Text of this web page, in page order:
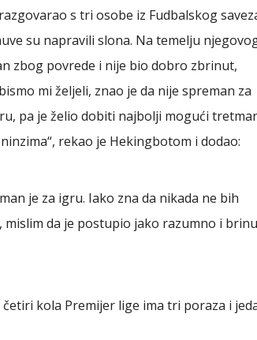
s tri osobe iz Fudbalskog
su napravili slona. Na temelju
zbog povrede i nije bio dobro zbrinut,
mi željeli, znao je da nije spreman za
pa je želio dobiti najbolji mogući
rekao je Hekingbotom i dodao:
je za igru. Iako zna da nikada ne bih
da je postupio jako razumno i
kola Premijer lige ima tri poraza i